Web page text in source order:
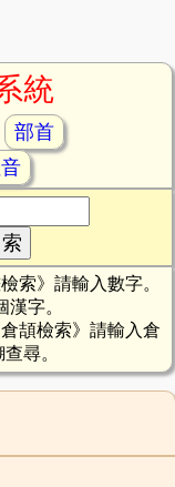
統
部首
索》請輸入數字。
漢字。
頡檢索》請輸入倉
尋。